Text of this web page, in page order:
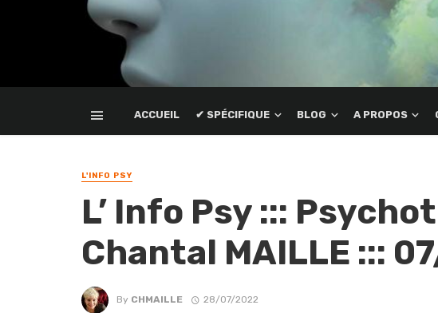
ACCUEIL ✔ SPÉCIFIQUE BLOG A PROPOS
L'INFO PSY
L’ Info Psy :::
Chantal MAILLE :::
By CHMAILLE 28/07/2022